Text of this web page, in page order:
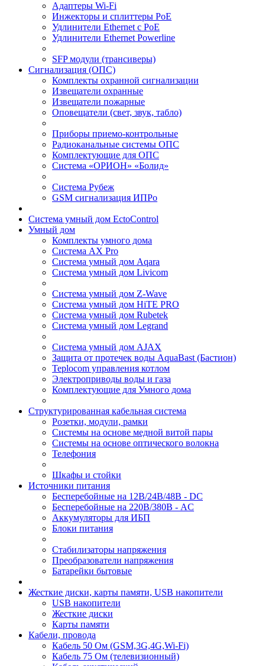
Адаптеры Wi-Fi
Инжекторы и сплиттеры РоЕ
Удлинители Ethernet с PoE
Удлинители Ethernet Powerline
SFP модули (трансиверы)
Сигнализация (ОПС)
Комплекты охранной сигнализации
Извещатели охранные
Извещатели пожарные
Оповещатели (свет, звук, табло)
Приборы приемо-контрольные
Радиоканальные системы ОПС
Комплектующие для ОПС
Система «ОРИОН» «Болид»
Система Рубеж
GSM сигнализация ИПРо
Система умный дом EctoControl
Умный дом
Комплекты умного дома
Система AX Pro
Система умный дом Aqara
Система умный дом Livicom
Система умный дом Z-Wave
Система умный дом HiTE PRO
Система умный дом Rubetek
Система умный дом Legrand
Система умный дом AJAX
Защита от протечек воды AquaBast (Бастион)
Teplocom управления котлом
Электроприводы воды и газа
Комплектующие для Умного дома
Структурированная кабельная система
Розетки, модули, рамки
Системы на основе медной витой пары
Системы на основе оптического волокна
Телефония
Шкафы и стойки
Источники питания
Бесперебойные на 12В/24В/48В - DC
Бесперебойные на 220В/380В - AC
Аккумуляторы для ИБП
Блоки питания
Стабилизаторы напряжения
Преобразователи напряжения
Батарейки бытовые
Жесткие диски, карты памяти, USB накопители
USB накопители
Жесткие диски
Карты памяти
Кабели, провода
Кабель 50 Ом (GSM,3G,4G,Wi-Fi)
Кабель 75 Ом (телевизионный)